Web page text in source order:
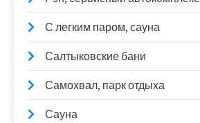
С легким паром, сауна
Салтыковские бани
Самохвал, парк отдыха
Сауна